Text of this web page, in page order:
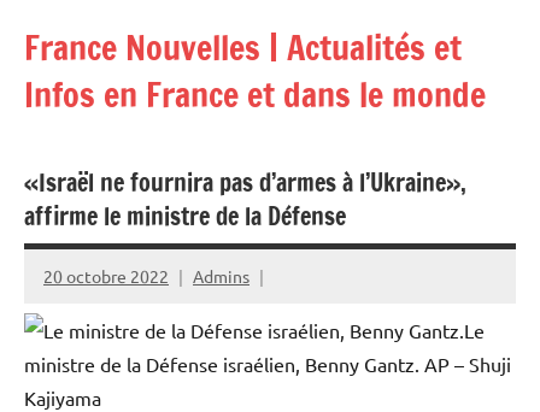
contenu
France Nouvelles | Actualités et
Infos en France et dans le monde
«Israël ne fournira pas d’armes à l’Ukraine»,
affirme le ministre de la Défense
20 octobre 2022 Admins
Le
ministre de la Défense israélien, Benny Gantz. AP – Shuji
Kajiyama